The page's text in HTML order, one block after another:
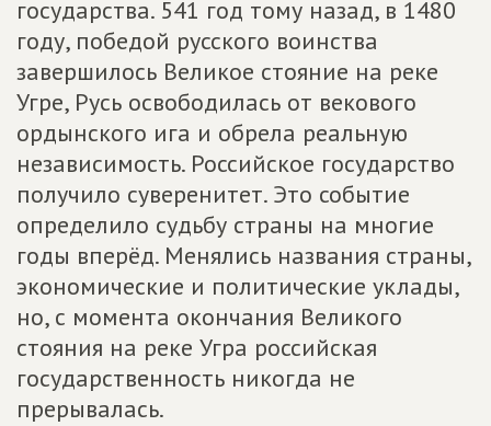
государства. 541 год тому назад, в 1480
году, победой русского воинства
завершилось Великое стояние на реке
Угре, Русь освободилась от векового
ордынского ига и обрела реальную
независимость. Российское государство
получило суверенитет. Это событие
определило судьбу страны на многие
годы вперёд. Менялись названия страны,
экономические и политические уклады,
но, с момента окончания Великого
стояния на реке Угра российская
государственность никогда не
прерывалась.